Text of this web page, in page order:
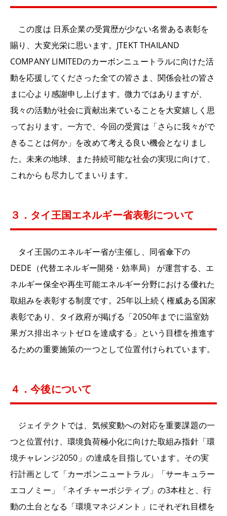
この度は 日系企業の受賞歴が少ない名誉ある表彰を
賜り、大変光栄に思います。JTEKT THAILAND
COMPANY LIMITEDのカーボンニュートラルに向けた活
動を応援してくださった全ての皆さま、関係会社の皆さ
まに心より感謝申し上げます。微力ではありますが、
我々の活動が社会に貢献出来ていることを大変嬉しく思
っております。一方で、今回の受賞は「さらに我々がで
きることは何か」を改めて考える良い機会となりまし
た。未来の地球、また持続可能な社会の実現に向けて、
これからも尽力してまいります。
３．タイ王国エネルギー省表彰について
タイ王国のエネルギー省が主催し、同省傘下の
DEDE（代替エネルギー開発・効率局） が運営する、エ
ネルギー保全や再生可能エネルギー分野における優れた
取組みを表彰する制度です。25年以上続く権威ある国家
表彰であり、タイ政府が掲げる「2050年までに温室効
果ガス排出ネットゼロを達成する」という目標を推進す
るための重要施策の一つとして位置付けられています。
４．今後について
ジェイテクトでは、気候変動への対応を重要課題の一
つと位置付け、環境負荷極小化に向けた取組み指針「環
境チャレンジ2050」の達成を目指しています。その実
行計画として「カーボンニュートラル」「サーキュラー
エコノミー」「ネイチャーポジティブ」の3本柱と、行
動の土台となる「環境マネジメント」にそれぞれ目標を